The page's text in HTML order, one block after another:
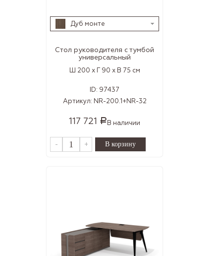
Дуб монте
Стол руководителя с тумбой
универсальный
Ш 200 x Г 90 x В 75 см
ID: 97437
Артикул: NR-200.1+NR-32
117 721 Р В наличии
- +